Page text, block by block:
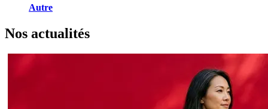
Autre
Nos actualités